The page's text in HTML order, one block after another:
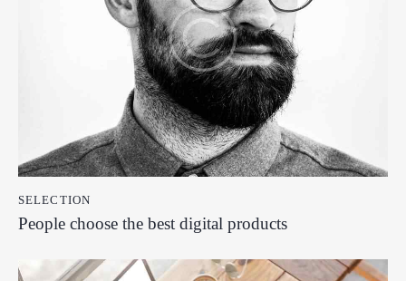
SELECTION
People choose the best digital products